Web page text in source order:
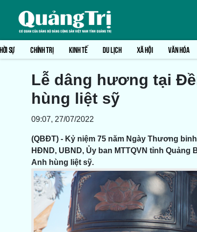
SỰ CHÍNH TRỊ KINH TẾ DU LỊCH XÃ HỘI VĂN HÓA
Lễ dâng hương tại
hùng liệt sỹ
09:07, 27/07/2022
(QBĐT) - Kỷ niệm 75 năm Ngày Thương
HĐND, UBND, Ủy ban MTTQVN tỉnh
Anh hùng liệt sỹ.